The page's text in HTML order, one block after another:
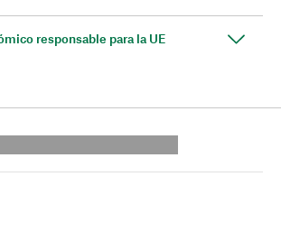
responsable para la UE